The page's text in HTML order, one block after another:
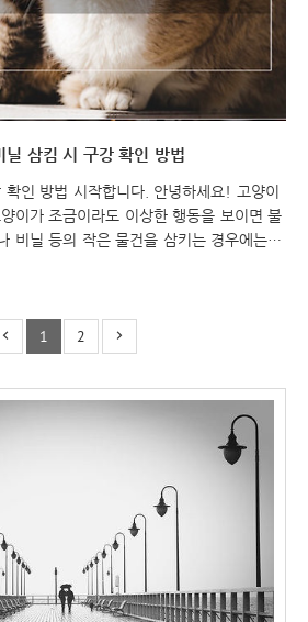
닐 삼킴 시 구강 확인 방법
인 방법 시작합니다. 안녕하세요! 고양이
이가 조금이라도 이상한 행동을 보이면 불
비닐 등의 작은 물건을 삼키는 경우에는 빠
확인 비닐 삼킴 후 고양이의 구강 확인 방법
양이의 구강 확인 방법입니다. 안구, 코,
1 2